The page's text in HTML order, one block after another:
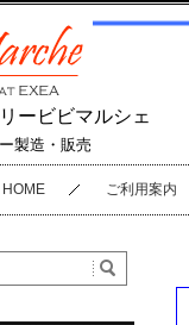
ービビマルシェ
製造・販売
ご利用案内